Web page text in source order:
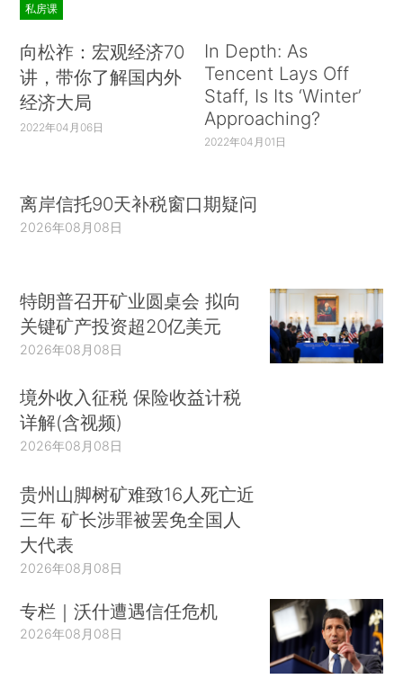
私房课
向松祚：宏观经济70
讲，带你了解国内外
经济大局
2022年04月06日
In Depth: As
Tencent Lays Off
Staff, Is Its ‘Winter’
Approaching?
2022年04月01日
离岸信托90天补税窗口期疑问
2026年08月08日
特朗普召开矿业圆桌会 拟向
关键矿产投资超20亿美元
2026年08月08日
境外收入征税 保险收益计税
详解(含视频)
2026年08月08日
贵州山脚树矿难致16人死亡近
三年 矿长涉罪被罢免全国人
大代表
2026年08月08日
专栏｜沃什遭遇信任危机
2026年08月08日